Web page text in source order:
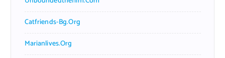
Catfriends-Bg.org
Marianlives.org